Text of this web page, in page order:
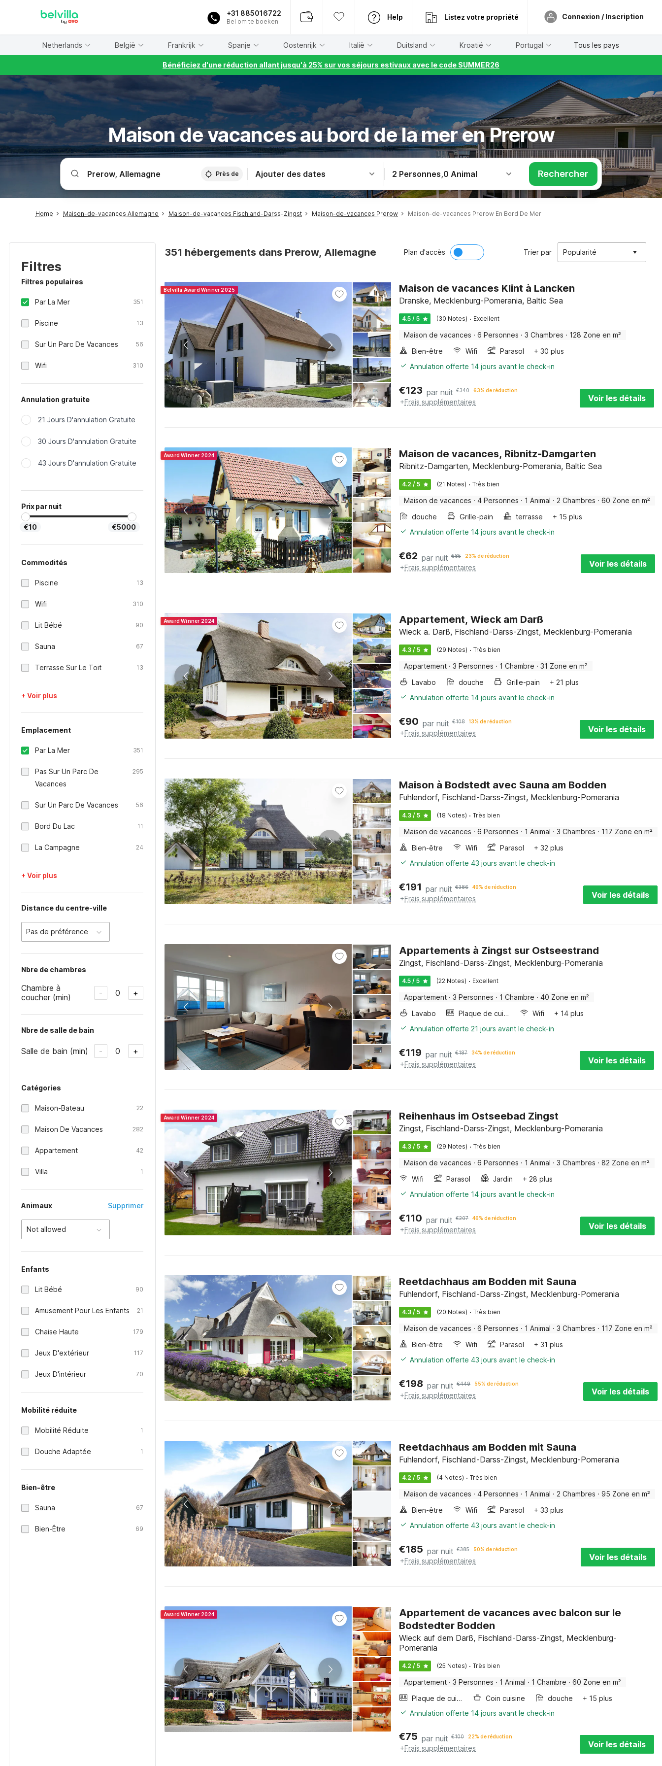
+31 885016722
Bel om te boeken
Help Listez votre propriété Connexion / Inscription
Netherlands België Frankrijk Spanje Oostenrijk Italië Duitsland Kroatië Portugal Tous les pays
Bénéficiez d'une réduction allant jusqu'à 25% sur vos séjours estivaux avec le code SUMMER26
Maison de vacances au bord de la mer en Prerow
Près de Ajouter des dates 2 Personnes,0 Animal Rechercher
Home Maison-de-vacances Allemagne Maison-de-vacances Fischland-Darss-Zingst Maison-de-vacances Prerow Maison-de-vacances Prerow En Bord De Mer
Filtres
Filtres populaires
Par La Mer 351
Piscine 13
Sur Un Parc De Vacances 56
Wifi 310
Annulation gratuite
21 Jours D'annulation Gratuite
30 Jours D'annulation Gratuite
43 Jours D'annulation Gratuite
Prix par nuit
€10 €5000
Commodités
Piscine 13
Wifi 310
Lit Bébé 90
Sauna 67
Terrasse Sur Le Toit 13
+ Voir plus
Emplacement
Par La Mer 351
Pas Sur Un Parc De
Vacances
295
Sur Un Parc De Vacances 56
Bord Du Lac 11
La Campagne 24
+ Voir plus
Distance du centre-ville
Pas de préférence
Nbre de chambres
Chambre à
coucher (min)
- 0 +
Nbre de salle de bain
Salle de bain (min) - 0 +
Catégories
Maison-Bateau 22
Maison De Vacances 282
Appartement 42
Villa 1
Animaux Supprimer
Not allowed
Enfants
Lit Bébé 90
Amusement Pour Les Enfants 21
Chaise Haute 179
Jeux D'extérieur 117
Jeux D'intérieur 70
Mobilité réduite
Mobilité Réduite 1
Douche Adaptée 1
Bien-être
Sauna 67
Bien-Être 69
351 hébergements dans Prerow, Allemagne Plan d'accès Trier par Popularité
Belvilla Award Winner 2025 Maison de vacances Klint à Lancken
Dranske, Mecklenburg-Pomerania, Baltic Sea
4.5 / 5 (30 Notes) · Excellent
Maison de vacances · 6 Personnes · 3 Chambres · 128 Zone en m²
Bien-être
Wifi Parasol
+ 30 plus
Annulation offerte 14 jours avant le check-in
€123 par nuit €340 63% de réduction
+Frais supplémentaires Voir les détails
Award Winner 2024 Maison de vacances, Ribnitz-Damgarten
Ribnitz-Damgarten, Mecklenburg-Pomerania, Baltic Sea
4.2 / 5 (21 Notes) · Très bien
Maison de vacances · 4 Personnes · 1 Animal · 2 Chambres · 60 Zone en m²
douche
Grille-pain terrasse
+ 15 plus
Annulation offerte 14 jours avant le check-in
€62 par nuit €85 23% de réduction
+Frais supplémentaires Voir les détails
Award Winner 2024 Appartement, Wieck am Darß
Wieck a. Darß, Fischland-Darss-Zingst, Mecklenburg-Pomerania
4.3 / 5 (29 Notes) · Très bien
Appartement · 3 Personnes · 1 Chambre · 31 Zone en m²
Lavabo
douche Grille-pain
+ 21 plus
Annulation offerte 14 jours avant le check-in
€90 par nuit €108 13% de réduction
+Frais supplémentaires Voir les détails
Maison à Bodstedt avec Sauna am Bodden
Fuhlendorf, Fischland-Darss-Zingst, Mecklenburg-Pomerania
4.3 / 5 (18 Notes) · Très bien
Maison de vacances · 6 Personnes · 1 Animal · 3 Chambres · 117 Zone en m²
Bien-être
Wifi Parasol
+ 32 plus
Annulation offerte 43 jours avant le check-in
€191 par nuit €386 49% de réduction
+Frais supplémentaires Voir les détails
Appartements à Zingst sur Ostseestrand
Zingst, Fischland-Darss-Zingst, Mecklenburg-Pomerania
4.5 / 5 (22 Notes) · Excellent
Appartement · 3 Personnes · 1 Chambre · 40 Zone en m²
Lavabo
Plaque de cuisson Wifi
+ 14 plus
Annulation offerte 21 jours avant le check-in
€119 par nuit €187 34% de réduction
+Frais supplémentaires Voir les détails
Award Winner 2024 Reihenhaus im Ostseebad Zingst
Zingst, Fischland-Darss-Zingst, Mecklenburg-Pomerania
4.3 / 5 (29 Notes) · Très bien
Maison de vacances · 6 Personnes · 1 Animal · 3 Chambres · 82 Zone en m²
Wifi
Parasol Jardin
+ 28 plus
Annulation offerte 14 jours avant le check-in
€110 par nuit €207 46% de réduction
+Frais supplémentaires Voir les détails
Reetdachhaus am Bodden mit Sauna
Fuhlendorf, Fischland-Darss-Zingst, Mecklenburg-Pomerania
4.3 / 5 (20 Notes) · Très bien
Maison de vacances · 6 Personnes · 1 Animal · 3 Chambres · 117 Zone en m²
Bien-être
Wifi Parasol
+ 31 plus
Annulation offerte 43 jours avant le check-in
€198 par nuit €449 55% de réduction
+Frais supplémentaires Voir les détails
Reetdachhaus am Bodden mit Sauna
Fuhlendorf, Fischland-Darss-Zingst, Mecklenburg-Pomerania
4.2 / 5 (4 Notes) · Très bien
Maison de vacances · 4 Personnes · 1 Animal · 2 Chambres · 95 Zone en m²
Bien-être
Wifi Parasol
+ 33 plus
Annulation offerte 43 jours avant le check-in
€185 par nuit €385 50% de réduction
+Frais supplémentaires Voir les détails
Award Winner 2024
Appartement de vacances avec balcon sur le
Bodstedter Bodden
Wieck auf dem Darß, Fischland-Darss-Zingst, Mecklenburg-
Pomerania
4.2 / 5 (25 Notes) · Très bien
Appartement · 3 Personnes · 1 Animal · 1 Chambre · 60 Zone en m²
Plaque de cuisson
Coin cuisine douche
+ 15 plus
Annulation offerte 14 jours avant le check-in
€75 par nuit €100 22% de réduction
+Frais supplémentaires Voir les détails